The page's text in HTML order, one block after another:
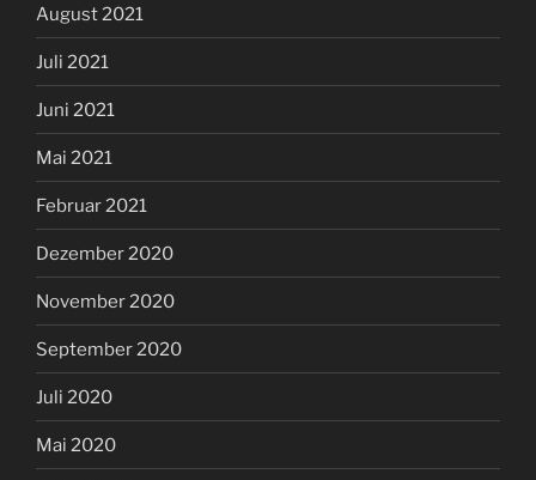
August 2021
Juli 2021
Juni 2021
Mai 2021
Februar 2021
Dezember 2020
November 2020
September 2020
Juli 2020
Mai 2020